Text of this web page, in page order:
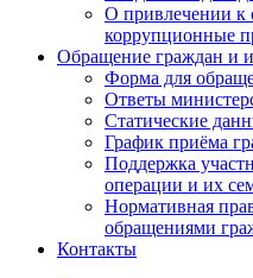
О привлечении к
коррупционные
Обращение граждан и
Форма для
Ответы
Статические
График приёма
Поддержка
операции и их
Нормативная
обращениями
Контакты